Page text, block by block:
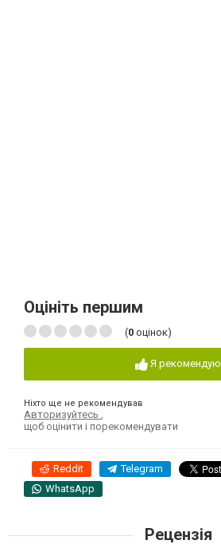
Оцініть першим
(0 оцінок)
Я рекомендую
Ніхто ще не рекомендував
Авторизуйтесь
щоб оцінити і порекомендувати
Reddit Telegram
WhatsApp
Рецензія